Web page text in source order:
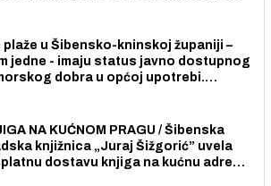
plaže u Šibensko-kninskoj županiji –
jedne - imaju status javno dostupnog
dobra u općoj upotrebi.
NA KUĆNOM PRAGU / Šibenska
knjižnica „Juraj Šižgorić” uvela
dostavu knjiga na kućnu adresu